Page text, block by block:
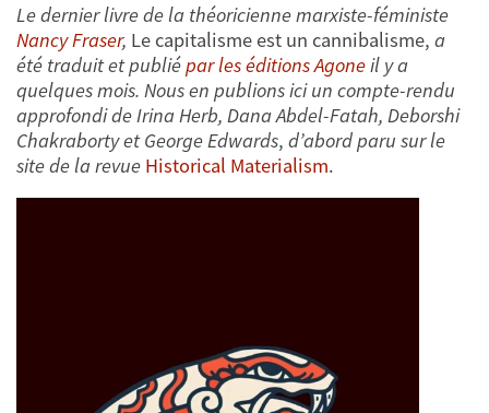
Le dernier livre de la théoricienne marxiste-féministe
Nancy Fraser, Le capitalisme est un cannibalisme, a
été traduit et publiépar les éditions Agoneil y a
quelques mois. Nous en publions ici un compte-rendu
approfondi de Irina Herb, Dana Abdel-Fatah, Deborshi
Chakraborty et George Edwards, d’abord paru sur le
site de la revue Historical Materialism.